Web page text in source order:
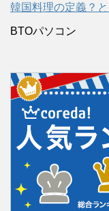
韓国料理の定義？
BTOパソコン